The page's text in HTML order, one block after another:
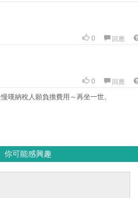
0 回應
0 回應
嘆納稅人願負擔費用～再坐一世。
你可能感興趣